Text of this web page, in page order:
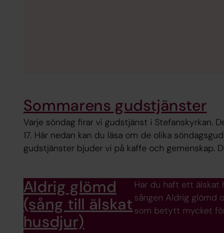
Sommarens gudstjänster
Varje söndag firar vi gudstjänst i Stefanskyrkan.
17. Här nedan kan du läsa om de olika
gudstjänster bjuder vi på kaffe och gemenskap.
Aldrig glömd
(sång till älskat
husdjur)
Har du haft ett älskat
sången Aldrig glömd
som betytt mycket